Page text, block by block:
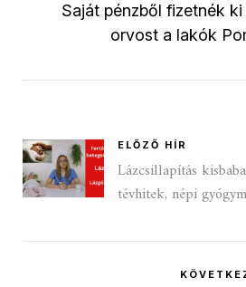
Saját pénzből fizetnék
orvost a lakók
ELŐZŐ HÍR
Lázcsillapítás
tévhitek, népi